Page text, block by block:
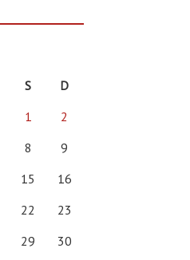
S
D
1
2
8
9
15
16
22
23
29
30